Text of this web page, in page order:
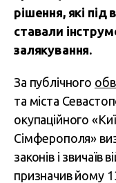
рішення, які
ставали
залякування.
За публічного
та міста
окупаційного
Сімферополя»
законів і звичаїв
призначив йому